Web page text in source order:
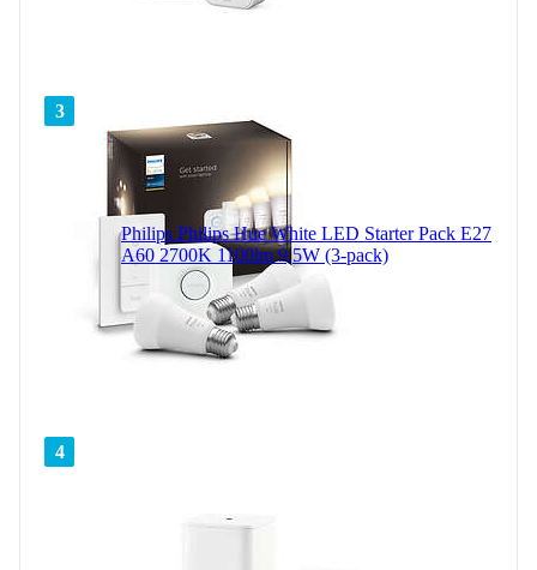
3
Philips Philips Hue White LED Starter Pack E27
A60 2700K 1100lm 9,5W (3-pack)
4